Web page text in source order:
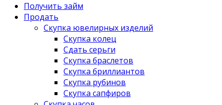
Получить займ
Продать
Скупка ювелирных изделий
Скупка колец
Сдать серьги
Скупка браслетов
Скупка бриллиантов
Скупка рубинов
Скупка сапфиров